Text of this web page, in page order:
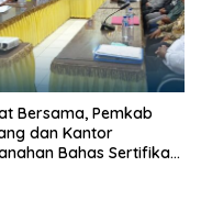
Bersama, Pemkab
dan Kantor
Bahas Sertifikasi